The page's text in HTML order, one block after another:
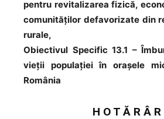
pentru revitalizarea fizică,
comunităților defavorizate din
rurale,
Obiectivul Specific 13.1 –
vieţii populaţiei în oraşele
România
H O T Ă R Â R